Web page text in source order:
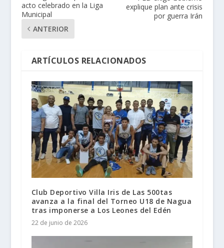
acto celebrado en la Liga
Municipal
ANTERIOR
explique plan ante crisis
por guerra Irán
ARTÍCULOS RELACIONADOS
Club Deportivo Villa Iris de Las 500tas
avanza a la final del Torneo U18 de Nagua
tras imponerse a Los Leones del Edén
22 de junio de 2026